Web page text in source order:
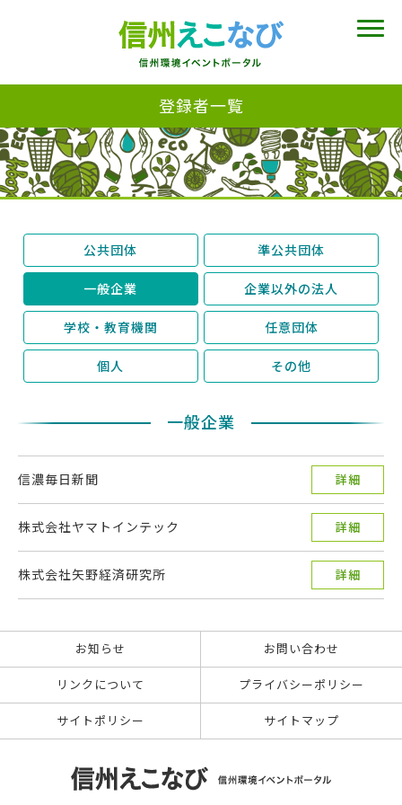
登録者一覧
公共団体 準公共団体
一般企業 企業以外の法人
学校・教育機関 任意団体
個人 その他
一般企業
信濃毎日新聞 詳細
株式会社ヤマトインテック 詳細
株式会社矢野経済研究所 詳細
お知らせ お問い合わせ
リンクについて プライバシーポリシー
サイトポリシー サイトマップ